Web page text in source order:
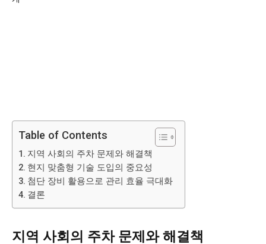
Table of Contents
지역 사회의 주차 문제와 해결책
현지 맞춤형 기술 도입의 중요성
첨단 장비 활용으로 관리 효율 극대화
결론
지역 사회의 주차 문제와 해결책